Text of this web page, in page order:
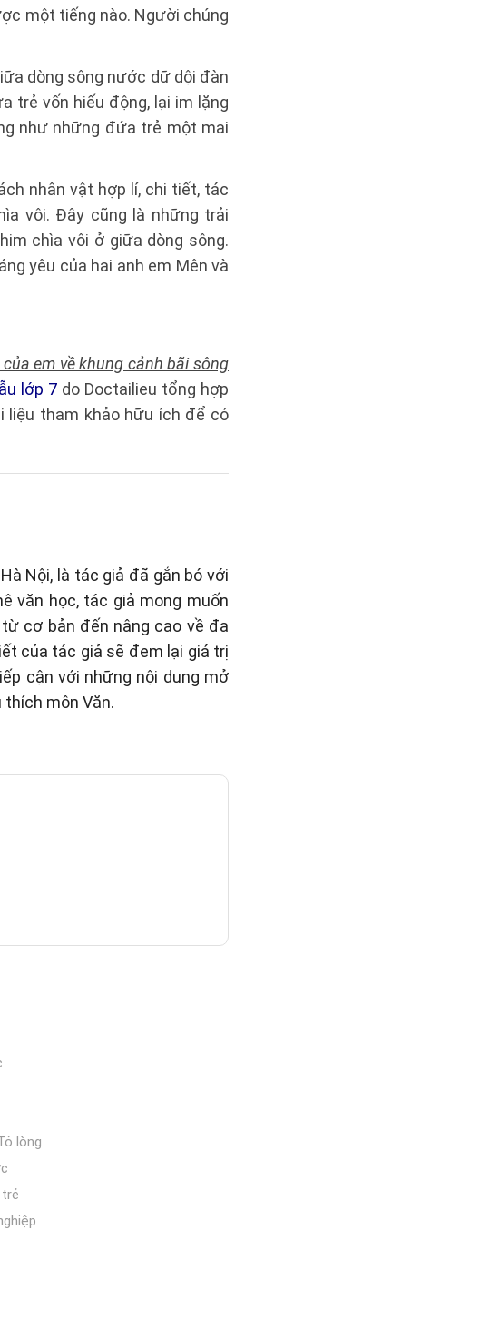
một tiếng nào. Người chúng
dòng sông nước dữ dội đàn
trẻ vốn hiếu động, lại im lặng
như những đứa trẻ một mai
nhân vật hợp lí, chi tiết, tác
vôi. Đây cũng là những trải
chìa vôi ở giữa dòng sông.
yêu của hai anh em Mên và
em về khung cảnh bãi sông
lớp 7 do Doctailieu tổng hợp
liệu tham khảo hữu ích để có
Nội, là tác giả đã gắn bó với
văn học, tác giả mong muốn
cơ bản đến nâng cao về đa
của tác giả sẽ đem lại giá trị
cận với những nội dung mở
môn Văn.
lòng